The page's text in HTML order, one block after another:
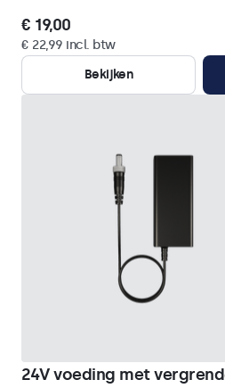
€ 19,00
€ 22,99 incl. btw
Bekijken
24V voeding met